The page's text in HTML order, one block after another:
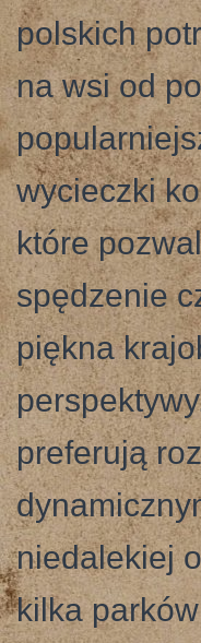
polskich
na wsi od
wycieczki
które
spędzenie
piękna
preferują
niedalekiej
kilka